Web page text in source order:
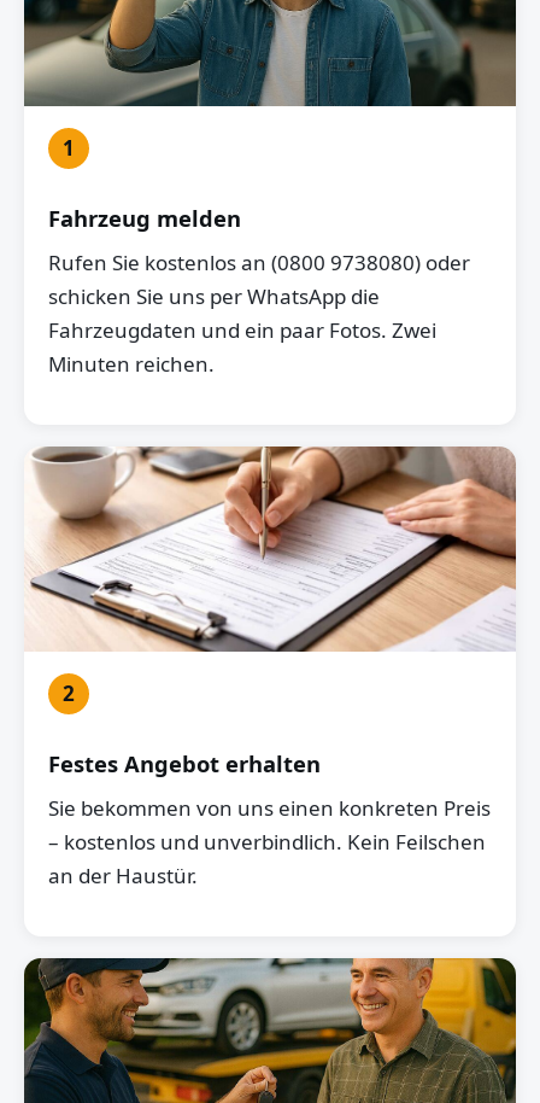
1
Fahrzeug melden
Rufen Sie kostenlos an (0800 9738080) oder
schicken Sie uns per WhatsApp die
Fahrzeugdaten und ein paar Fotos. Zwei
Minuten reichen.
2
Festes Angebot erhalten
Sie bekommen von uns einen konkreten Preis
– kostenlos und unverbindlich. Kein Feilschen
an der Haustür.